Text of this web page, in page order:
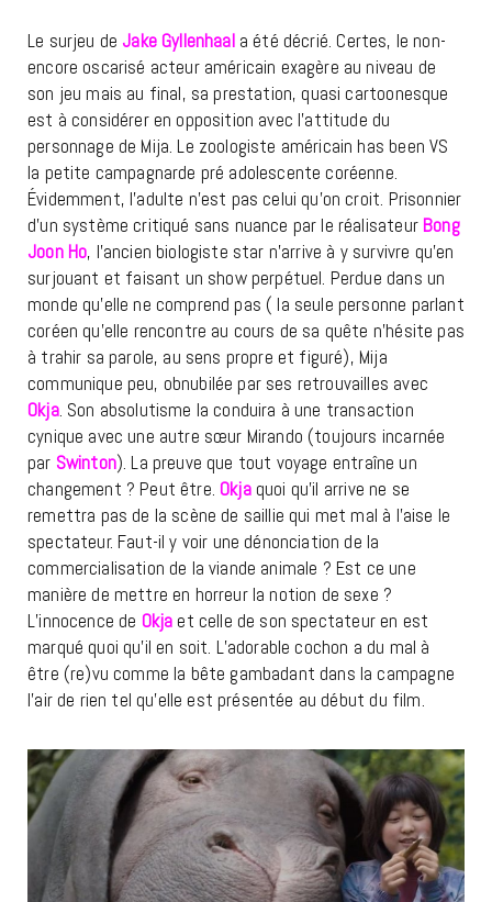
Le surjeu de Jake Gyllenhaala été décrié. Certes, le non-
encore oscarisé acteur américain exagère au niveau de
son jeu mais au final, sa prestation, quasi cartoonesque
est à considérer en opposition avec l’attitude du
personnage de Mija. Le zoologiste américain has been VS
la petite campagnarde pré adolescente coréenne.
Évidemment, l’adulte n’est pas celui qu’on croit. Prisonnier
d’un système critiqué sans nuance par le réalisateurBong
Joon Ho, l’ancien biologiste star n’arrive à y survivre qu’en
surjouant et faisant un show perpétuel. Perdue dans un
monde qu’elle ne comprend pas ( la seule personne parlant
coréen qu’elle rencontre au cours de sa quête n’hésite pas
à trahir sa parole, au sens propre et figuré), Mija
communique peu, obnubilée par ses retrouvailles avec
Okja. Son absolutisme la conduira à une transaction
cynique avec une autre sœur Mirando (toujours incarnée
par Swinton). La preuve que tout voyage entraîne un
changement ? Peut être.Okja quoi qu’il arrive ne se
remettra pas de la scène de saillie qui met mal à l’aise le
spectateur. Faut-il y voir une dénonciation de la
commercialisation de la viande animale ? Est ce une
manière de mettre en horreur la notion de sexe ?
L’innocence de Okja et celle de son spectateur en est
marqué quoi qu’il en soit. L’adorable cochon a du mal à
être (re)vu comme la bête gambadant dans la campagne
l’air de rien tel qu’elle est présentée au début du film.